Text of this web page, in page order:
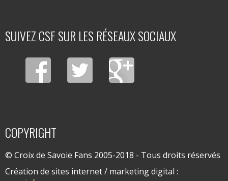
SUIVEZ CSF SUR LES RÉSEAUX SOCIAUX
COPYRIGHT
© Croix de Savoie Fans 2005-2018 - Tous droits réservés
Création de sites internet / marketing digital :